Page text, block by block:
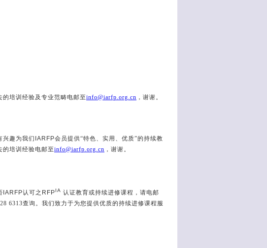
培训经验及专业范畴电邮至info@iarfp.org.cn ，谢谢。
兴趣为我们 IARFP会员提供“特色、实用、优质”的持续教
的培训经验电邮至info@iarfp.org.cn ，谢谢。
IARFP认可之 RFPIA 认证教育或持续进修课程，请电邮
6313查询。 我们致力于为您提供优质的持续进修课程服